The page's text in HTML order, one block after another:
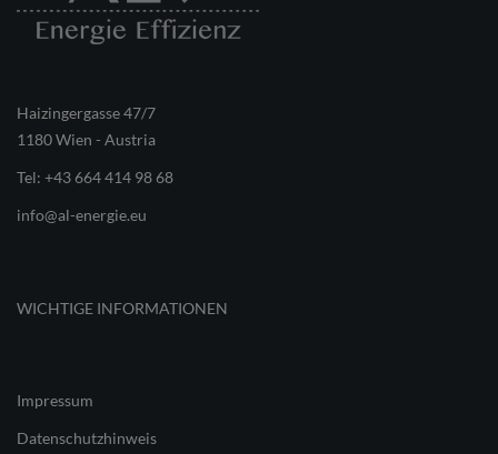
Haizingergasse 47/7
1180 Wien - Austria
Tel: +43 664 414 98 68
info@al-energie.eu
WICHTIGE INFORMATIONEN
Impressum
Datenschutzhinweis